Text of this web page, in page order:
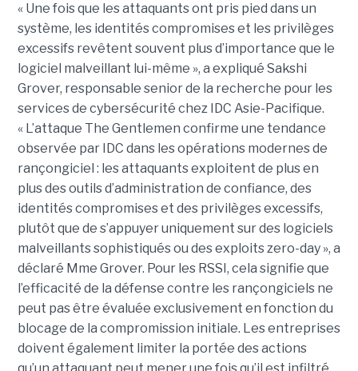
« Une fois que les attaquants ont pris pied dans un
système, les identités compromises et les privilèges
excessifs revêtent souvent plus d’importance que le
logiciel malveillant lui-même », a expliqué Sakshi
Grover, responsable senior de la recherche pour les
services de cybersécurité chez IDC Asie-Pacifique.
« L’attaque The Gentlemen confirme une tendance
observée par IDC dans les opérations modernes de
rançongiciel : les attaquants exploitent de plus en
plus des outils d’administration de confiance, des
identités compromises et des privilèges excessifs,
plutôt que de s’appuyer uniquement sur des logiciels
malveillants sophistiqués ou des exploits zero-day », a
déclaré Mme Grover. Pour les RSSI, cela signifie que
l’efficacité de la défense contre les rançongiciels ne
peut pas être évaluée exclusivement en fonction du
blocage de la compromission initiale. Les entreprises
doivent également limiter la portée des actions